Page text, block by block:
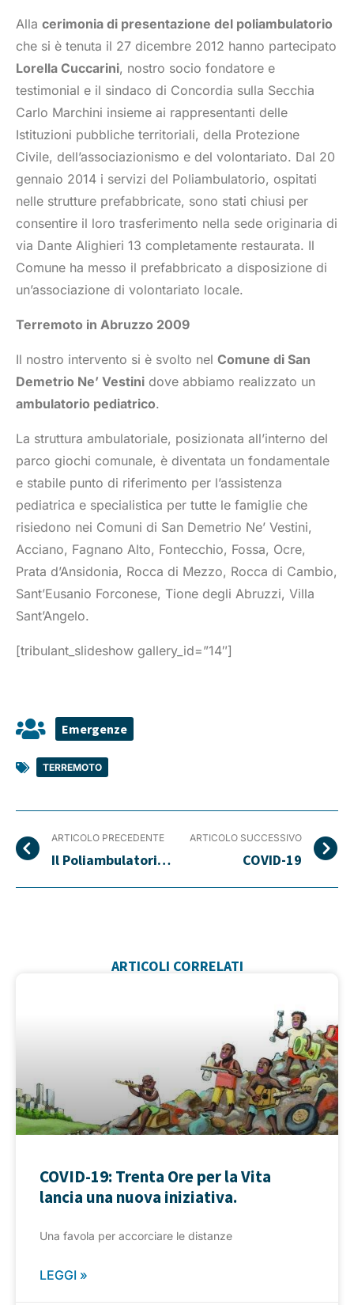
Alla cerimonia di presentazione del poliambulatorio
che si è tenuta il 27 dicembre 2012 hanno partecipato
Lorella Cuccarini, nostro socio fondatore e
testimonial e il sindaco di Concordia sulla Secchia
Carlo Marchini insieme ai rappresentanti delle
Istituzioni pubbliche territoriali, della Protezione
Civile, dell’associazionismo e del volontariato. Dal 20
gennaio 2014 i servizi del Poliambulatorio, ospitati
nelle strutture prefabbricate, sono stati chiusi per
consentire il loro trasferimento nella sede originaria di
via Dante Alighieri 13 completamente restaurata. Il
Comune ha messo il prefabbricato a disposizione di
un’associazione di volontariato locale.
Terremoto in Abruzzo 2009
Il nostro intervento si è svolto nel Comune di San
Demetrio Ne’ Vestini dove abbiamo realizzato un
ambulatorio pediatrico.
La struttura ambulatoriale, posizionata all’interno del
parco giochi comunale, è diventata un fondamentale
e stabile punto di riferimento per l’assistenza
pediatrica e specialistica per tutte le famiglie che
risiedono nei Comuni di San Demetrio Ne’ Vestini,
Acciano, Fagnano Alto, Fontecchio, Fossa, Ocre,
Prata d’Ansidonia, Rocca di Mezzo, Rocca di Cambio,
Sant’Eusanio Forconese, Tione degli Abruzzi, Villa
Sant’Angelo.
[tribulant_slideshow gallery_id=”14″]
Emergenze
TERREMOTO
ARTICOLO PRECEDENTE
Il Poliambulatorio di Concordia torna nella sua sede
ARTICOLO SUCCESSIVO
COVID-19
ARTICOLI CORRELATI
COVID-19: Trenta Ore per la Vita
lancia una nuova iniziativa.
Una favola per accorciare le distanze
LEGGI »